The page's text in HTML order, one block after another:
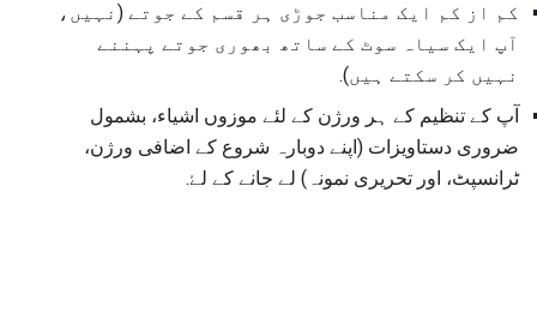
کم از کم ایک مناسب جوڑی ہر قسم کے جوتے (نہیں،
آپ ایک سیاہ سوٹ کے ساتھ بھوری جوتے پہننے
نہیں کر سکتے ہیں).
آپ کے تنظیم کے ہر ورژن کے لئے موزوں اشیاء، بشمول
ضروری دستاویزات (اپنے دوبارہ شروع کے اضافی ورژن،
ٹرانسپٹ، اور تحریری نمونہ) لے جانے کے لۓ.